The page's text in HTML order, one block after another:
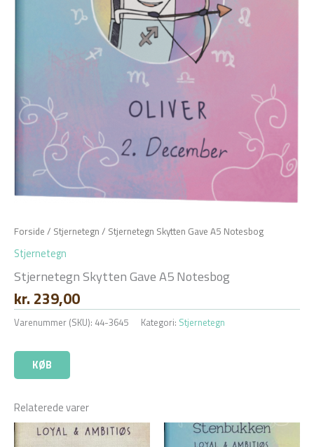
Forside / Stjernetegn / Stjernetegn Skytten Gave A5 Notesbog
Stjernetegn
Stjernetegn Skytten Gave A5 Notesbog
kr. 239,00
Varenummer (SKU): 44-3645 Kategori: Stjernetegn
KØB
Relaterede varer